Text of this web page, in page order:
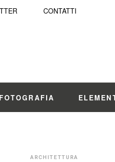
CONTATTI
ARCHITETTURA